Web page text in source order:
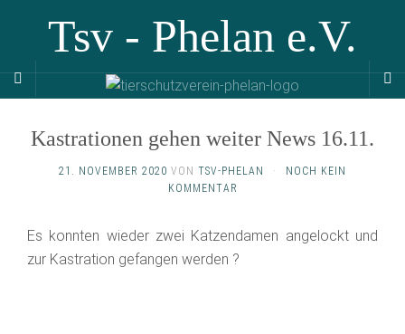
Tsv - Phelan e.V.
Kastrationen gehen weiter News 16.11.
21. NOVEMBER 2020 VON TSV-PHELAN ·
NOCH KEIN
KOMMENTAR
Es konnten wieder zwei Katzendamen angelockt und
zur Kastration gefangen werden ?